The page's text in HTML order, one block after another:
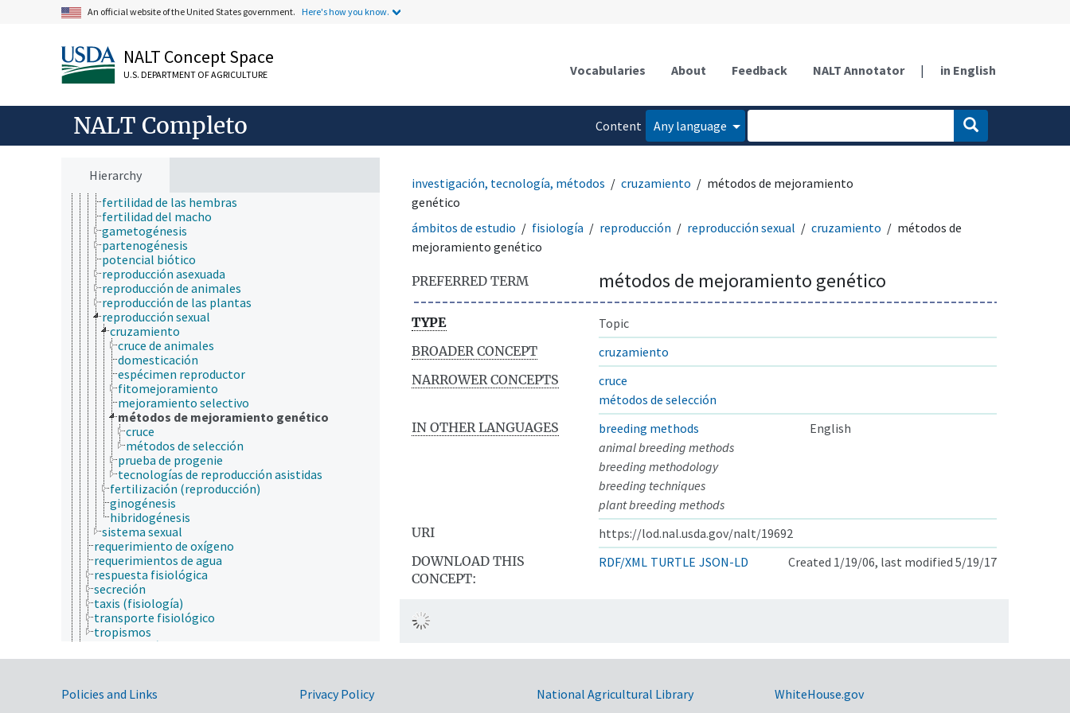
An official website of the United States government. Here's how you know.
NALT Concept Space
U.S. DEPARTMENT OF AGRICULTURE Vocabularies About Feedback NALT Annotator | in English
NALT Completo
Content
Any language
Hierarchy
metabolismo
regulación fifiológica
reproducción
aptitud reproductiva
caracteres reproductivos
desempeño reproductivo
dispersión de frutos y semillas
eficacia reproductora
esporulación
éxito reproductivo
fecundidad
fertilidad de las hembras
fertilidad del macho
gametogénesis
partenogénesis
potencial biótico
reproducción asexuada
reproducción de animales
reproducción de las plantas
reproducción sexual
cruzamiento
cruce de animales
domesticación
espécimen reproductor
fitomejoramiento
mejoramiento selectivo
métodos de mejoramiento genético
cruce
métodos de selección
prueba de progenie
tecnologías de reproducción asistidas
fertilización (reproducción)
ginogénesis
hibridogénesis
sistema sexual
requerimiento de oxígeno
requerimientos de agua
respuesta fisiológica
secreción
taxis (fisiología)
transporte fisiológico
tropismos
fisiopatología
fotobiología
geografía
geología
investigación, tecnología, métodos cruzamiento
métodos de mejoramiento
genético
ámbitos de estudio
fisiología reproducción reproducción sexual cruzamiento
métodos de
mejoramiento genético
PREFERRED TERM métodos de mejoramiento genético
TYPE
Topic
BROADER CONCEPT
cruzamiento
NARROWER CONCEPTS
cruce
métodos de selección
IN OTHER LANGUAGES
breeding methods
English
animal breeding methods
breeding methodology
breeding techniques
plant breeding methods
URI
https://lod.nal.usda.gov/nalt/19692
DOWNLOAD THIS
CONCEPT:
RDF/XML TURTLE JSON-LD Created 1/19/06, last modified 5/19/17
Government Links
Policies and Links Privacy Policy National Agricultural Library WhiteHouse.gov